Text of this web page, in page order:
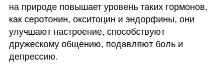
на природе повышает уровень таких гормонов,
как серотонин, окситоцин и эндорфины, они
улучшают настроение, способствуют
дружескому общению, подавляют боль и
депрессию.